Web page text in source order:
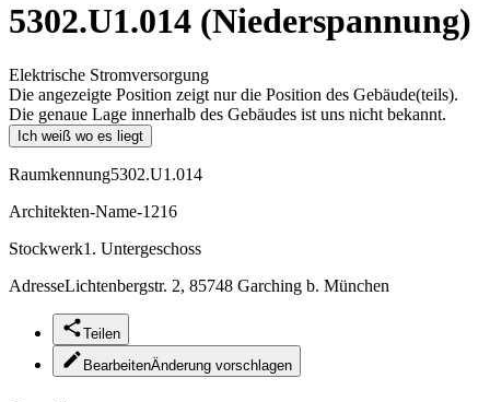
5302.U1.014 (Niederspannung)
Elektrische Stromversorgung
Die angezeigte Position zeigt nur die Position des Gebäude(teils).
Die genaue Lage innerhalb des Gebäudes ist uns nicht bekannt.
Ich weiß wo es liegt
Raumkennung5302.U1.014
Architekten-Name-1216
Stockwerk1. Untergeschoss
AdresseLichtenbergstr. 2, 85748 Garching b. München
Teilen
BearbeitenÄnderung vorschlagen